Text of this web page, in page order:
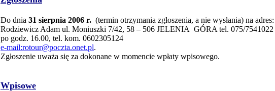
Do dnia 31 sierpnia 2006 r. (termin otrzymania zgłoszenia, a nie wysłania) na adres:
Rodziewicz Adam ul. Moniuszki 7/42, 58 – 506 JELENIA GÓRA tel. 075/7541022
po godz. 16.00, tel. kom. 0602305124
e-mail:rotour@poczta.onet.pl.
Zgłoszenie uważa się za dokonane w momencie wpłaty wpisowego.
Wpisowe